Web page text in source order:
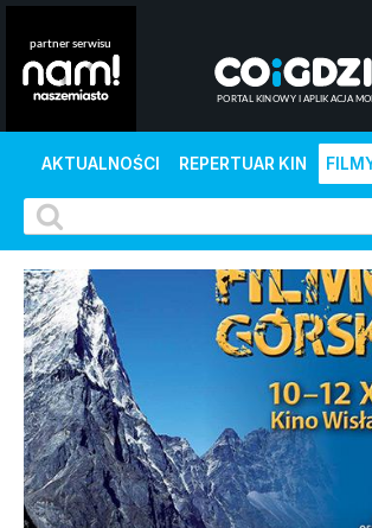
AKTUALNOŚCI REPERTUAR KIN